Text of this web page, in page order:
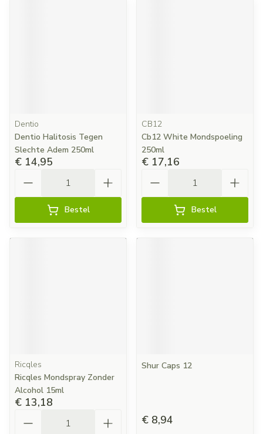
Dentio
Dentio Halitosis Tegen
Slechte Adem 250ml
€ 14,95
Bestel
CB12
Cb12 White Mondspoeling
250ml
€ 17,16
Bestel
Ricqles
Ricqles Mondspray Zonder
Alcohol 15ml
€ 13,18
Shur Caps 12
€ 8,94